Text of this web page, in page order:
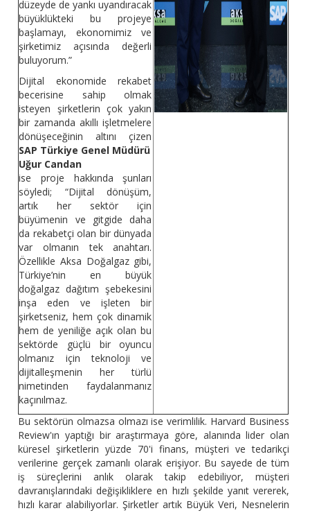
düzeyde de yankı uyandıracak
büyüklükteki bu projeye
başlamayı, ekonomimiz ve
şirketimiz açısında değerli
buluyorum.”
Dijital ekonomide rekabet
becerisine sahip olmak
isteyen şirketlerin çok yakın
bir zamanda akıllı işletmelere
dönüşeceğinin altını çizen
SAP Türkiye Genel Müdürü
Uğur Candan
ise proje hakkında şunları
söyledi; “Dijital dönüşüm,
artık her sektör için
büyümenin ve gitgide daha
da rekabetçi olan bir dünyada
var olmanın tek anahtarı.
Özellikle Aksa Doğalgaz gibi,
Türkiye’nin en büyük
doğalgaz dağıtım şebekesini
inşa eden ve işleten bir
şirketseniz, hem çok dinamik
hem de yeniliğe açık olan bu
sektörde güçlü bir oyuncu
olmanız için teknoloji ve
dijitalleşmenin her türlü
nimetinden faydalanmanız
kaçınılmaz.
Bu sektörün olmazsa olmazı ise verimlilik. Harvard Business
Review'ın yaptığı bir araştırmaya göre, alanında lider olan
küresel şirketlerin yüzde 70'i finans, müşteri ve tedarikçi
verilerine gerçek zamanlı olarak erişiyor. Bu sayede de tüm
iş süreçlerini anlık olarak takip edebiliyor, müşteri
davranışlarındaki değişikliklere en hızlı şekilde yanıt vererek,
hızlı karar alabiliyorlar. Şirketler artık Büyük Veri, Nesnelerin